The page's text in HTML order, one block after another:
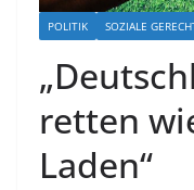
POLITIK SOZIALE
retten
Laden“